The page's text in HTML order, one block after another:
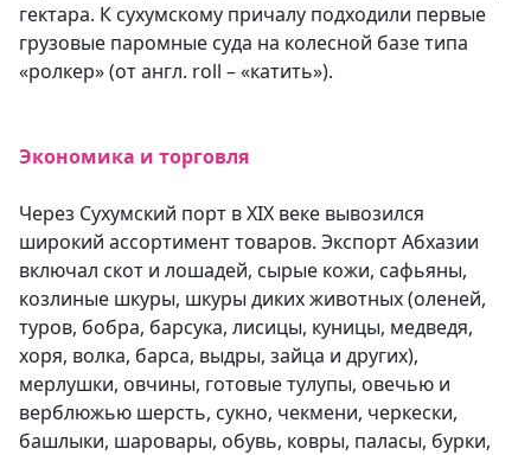
гектара. К сухумскому причалу подходили первые
грузовые паромные суда на колесной базе типа
«ролкер» (от англ. roll – «катить»).
Экономика и торговля
Через Сухумский порт в XIX веке вывозился
широкий ассортимент товаров. Экспорт Абхазии
включал скот и лошадей, сырые кожи, сафьяны,
козлиные шкуры, шкуры диких животных (оленей,
туров, бобра, барсука, лисицы, куницы, медведя,
хоря, волка, барса, выдры, зайца и других),
мерлушки, овчины, готовые тулупы, овечью и
верблюжью шерсть, сукно, чекмени, черкески,
башлыки, шаровары, обувь, ковры, паласы, бурки,